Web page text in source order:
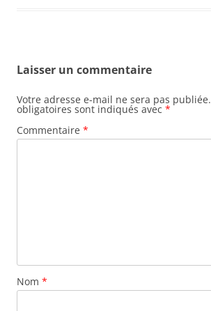
Laisser un commentaire
Votre adresse e-mail ne sera pas publiée.
obligatoires sont indiqués avec *
Commentaire *
Nom *